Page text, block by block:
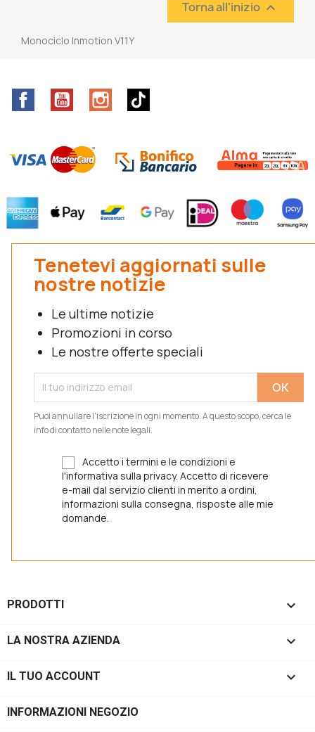
Torna all'inizio 
Monociclo Inmotion V11Y
FacebookYouTube Instagram
Tenetevi aggiornati sulle
nostre notizie
Le ultime notizie
Promozioni in corso
Le nostre offerte speciali
Puoi annullare l'iscrizione in ogni momento. A questo scopo, cerca le
info di contatto nelle note legali.
Accetto i termini e le condizioni e
l'informativa sulla privacy. Accetto di ricevere
e-mail dal servizio clienti in merito a ordini,
informazioni sulla consegna, risposte alle mie
domande.
PRODOTTI 
LA NOSTRA AZIENDA 
IL TUO ACCOUNT 
INFORMAZIONI NEGOZIO